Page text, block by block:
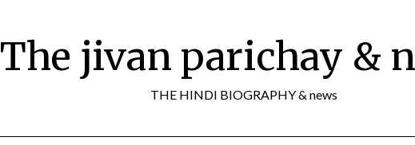
The jivan parichay &
THE HINDI BIOGRAPHY & news